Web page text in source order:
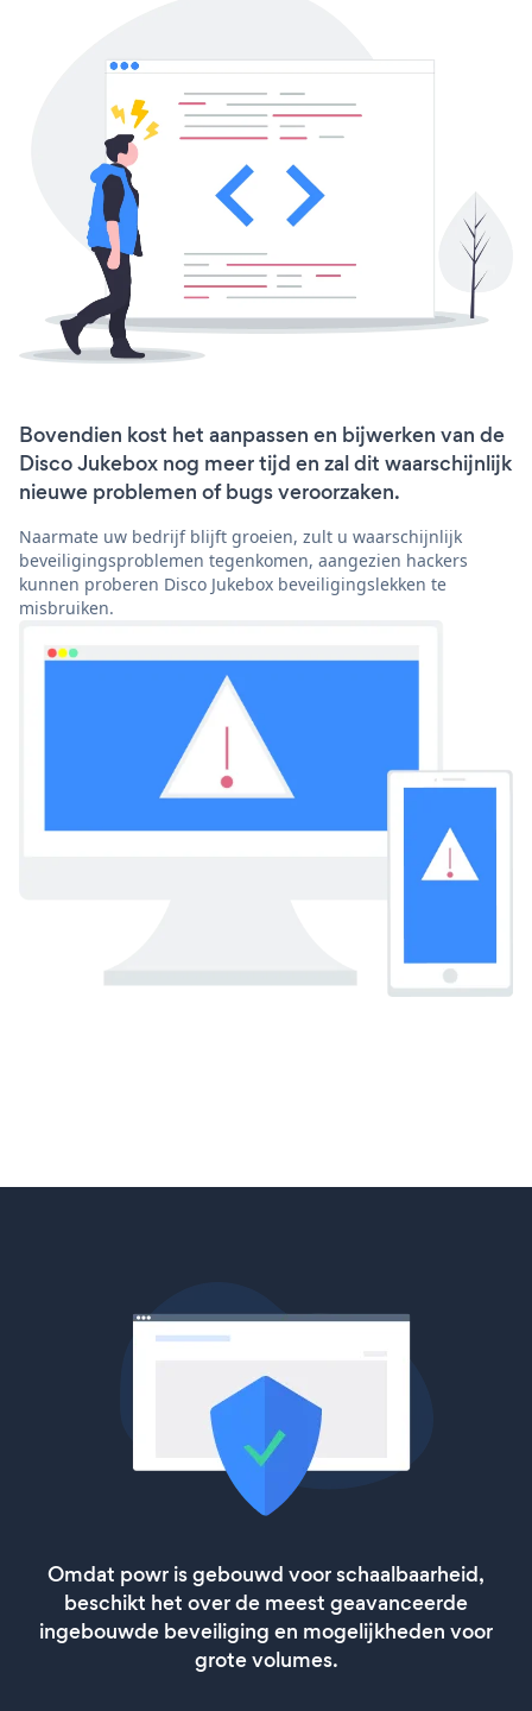
Bovendien kost het aanpassen en bijwerken van de
Disco Jukebox nog meer tijd en zal dit waarschijnlijk
nieuwe problemen of bugs veroorzaken.
Naarmate uw bedrijf blijft groeien, zult u waarschijnlijk
beveiligingsproblemen tegenkomen, aangezien hackers
kunnen proberen Disco Jukebox beveiligingslekken te
misbruiken.
Omdat powr is gebouwd voor schaalbaarheid,
beschikt het over de meest geavanceerde
ingebouwde beveiliging en mogelijkheden voor
grote volumes.